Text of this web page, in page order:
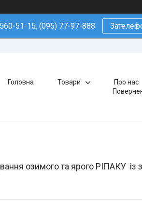
51-15, (095) 77-97-888
Головна Товари Про нас
озимого та ярого РІПАКУ із